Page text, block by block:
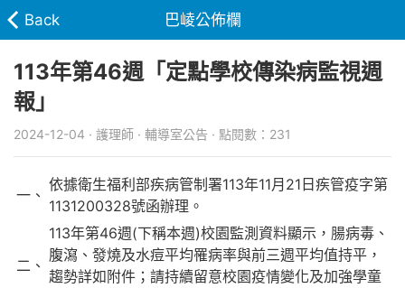
Back 巴崚公佈欄
113年第46週「定點學校傳染病監視週
報」
2024-12-04 · 護理師 · 輔導室公告 · 點閱數：231
一、
依據衛生福利部疾病管制署113年11月21日疾管疫字第
1131200328號函辦理。
二、
113年第46週(下稱本週)校園監測資料顯示，腸病毒、
腹瀉、發燒及水痘平均罹病率與前三週平均值持平，
趨勢詳如附件；請持續留意校園疫情變化及加強學童